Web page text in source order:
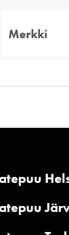
Merkki